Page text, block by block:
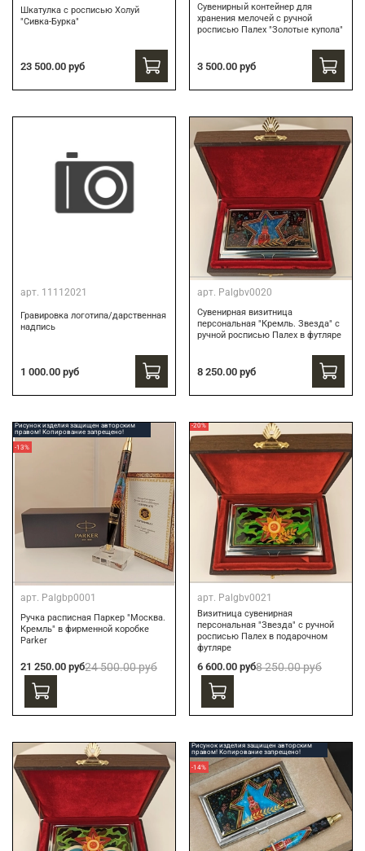
Шкатулка с росписью Холуй
"Сивка-Бурка"
23 500.00 руб
Сувенирный контейнер для
хранения мелочей с ручной
росписью Палех "Золотые купола"
3 500.00 руб
арт. 11112021
Гравировка логотипа/дарственная
надпись
1 000.00 руб
арт. Palgbv0020
Сувенирная визитница
персональная "Кремль. Звезда" с
ручной росписью Палех в футляре
8 250.00 руб
Рисунок изделия защищен авторским
правом! Копирование запрещено!
-13%
арт. Palgbp0001
Ручка расписная Паркер "Москва.
Кремль" в фирменной коробке
Parker
21 250.00 руб24 500.00 руб
-20%
арт. Palgbv0021
Визитница сувенирная
персональная "Звезда" с ручной
росписью Палех в подарочном
футляре
6 600.00 руб8 250.00 руб
Рисунок изделия защищен авторским
правом! Копирование запрещено!
-14%